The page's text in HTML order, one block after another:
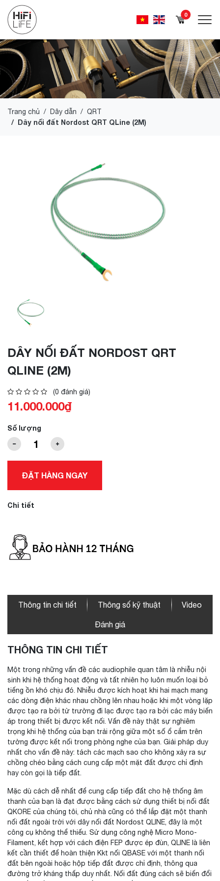
0
Trang chủ Dây dẫn QRT
Dây nối đất Nordost QRT QLine (2M)
DÂY NỐI ĐẤT NORDOST QRT
QLINE (2M)
(0 đánh giá)
11.000.000₫
Số lượng
ĐẶT HÀNG NGAY
Chi tiết
Thông tin chi tiết Thông số kỹ thuật Video
Đánh giá
THÔNG TIN CHI TIẾT
Một trong những vấn đề các audiophile quan tâm là nhiễu nội
sinh khi hệ thống hoạt động và tất nhiên họ luôn muốn loại bỏ
tiếng ồn khó chịu đó. Nhiễu được kích hoạt khi hai mạch mang
các dòng điện khác nhau chồng lên nhau hoặc khi một vòng lặp
được tạo ra bởi từ trường đi lạc được tạo ra bởi các máy biến
áp trong thiết bị được kết nối. Vấn đề này thật sự nghiêm
trọng khi hệ thống của bạn trải rộng giữa một số ổ cắm trên
tường được kết nối trong phòng nghe của bạn. Giải pháp duy
nhất cho vấn đề này: tách các mạch sao cho không xảy ra sự
chồng chéo bằng cách cung cấp một mặt đất được chỉ định
hay còn gọi là tiếp đất.
Mặc dù cách dễ nhất để cung cấp tiếp đất cho hệ thống âm
thanh của bạn là đạt được bằng cách sử dụng thiết bị nối đất
QKORE của chúng tôi, chủ nhà cũng có thể lắp đặt một thanh
nối đất ngoài trời với dây nối đất Nordost QLINE, đây là một
công cụ không thể thiếu. Sử dụng công nghệ Micro Mono-
Filament, kết hợp với cách điện FEP được ép đùn, QLINE là liên
kết cần thiết để hoàn thiện Kkt nối QBASE với một thanh nối
đất bên ngoài hoặc hộp tiếp đất được chỉ định, thông qua
đường trở kháng thấp duy nhất. Nối đất đúng cách sẽ biến đổi